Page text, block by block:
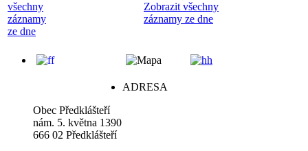
všechny
záznamy
ze dne
Zobrazit všechny
záznamy ze dne
ADRESA
Obec Předklášteří
nám. 5. května 1390
666 02 Předklášteří